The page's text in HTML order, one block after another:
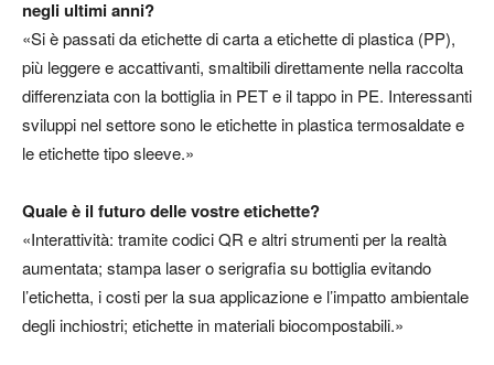
negli ultimi anni?
«Si è passati da etichette di carta a etichette di plastica (PP),
più leggere e accattivanti, smaltibili direttamente nella raccolta
differenziata con la bottiglia in PET e il tappo in PE. Interessanti
sviluppi nel settore sono le etichette in plastica termosaldate e
le etichette tipo sleeve.»
Quale è il futuro delle vostre etichette?
«Interattività: tramite codici QR e altri strumenti per la realtà
aumentata; stampa laser o serigrafia su bottiglia evitando
l’etichetta, i costi per la sua applicazione e l’impatto ambientale
degli inchiostri; etichette in materiali biocompostabili.»